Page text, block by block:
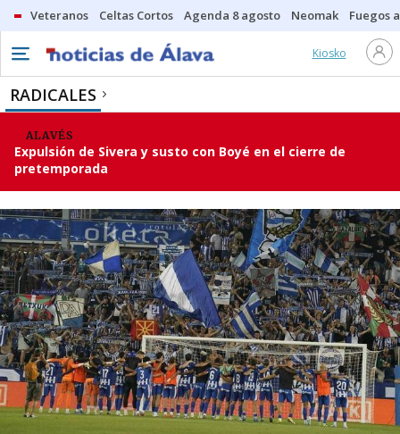
Veteranos Celtas Cortos Agenda 8 agosto Neomak Fuegos
Kiosko
RADICALES
ALAVÉS
Expulsión de Sivera y susto con Boyé en el cierre de
pretemporada